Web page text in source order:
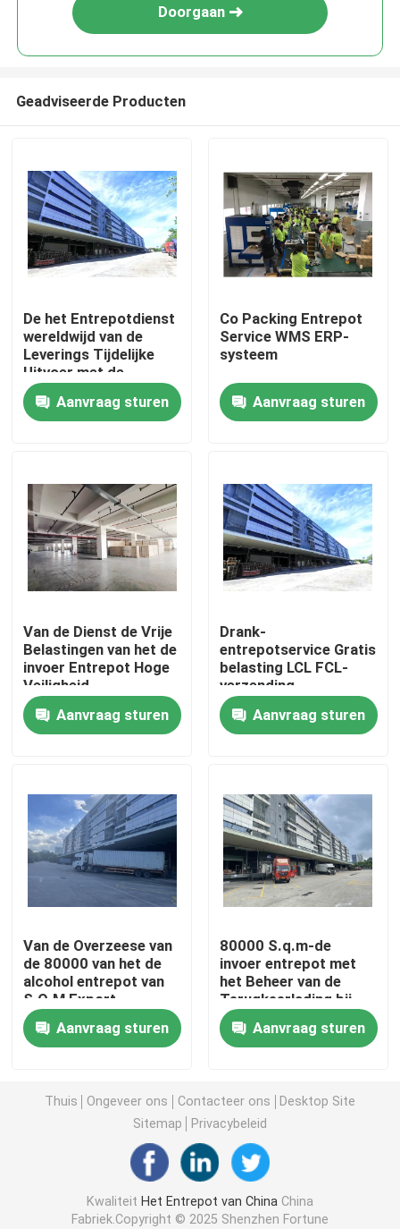
Thuis
Producten
Over ons
Kwaliteitscontrole
Neem contact met ons op
Nieuws
Vraag een offerte
Het Entrepot van Shanghai
Hong Kong Bonded Warehouse
De Entrepotdienst
De Vrijhandelsstreek van China
De Streek van de Guangzhou Vrijhandel
De Streek van de Shenzhen Vrijhandel
De Uitvoeragent van China
Doorgaan
Geadviseerde Producten
De het Entrepotdienst
wereldwijd van de
Leverings Tijdelijke
Uitvoer met de
Sorterende QC
DienstenAanvraag sturen
Co Packing Entrepot
Service WMS ERP-
systeem
Aanvraag sturen
Van de Dienst de Vrije
Belastingen van het de
invoer Entrepot Hoge
Veiligheid
Aanvraag sturen
Drank-
entrepotservice Gratis
belasting LCL FCL-
verzending
Aanvraag sturen
Van de Overzeese van
de 80000 van het de
alcohol entrepot van
S.Q.M Export
Logistieklucht de
Inklaring
Landverzending
Aanvraag sturen
80000 S.q.m-de
invoer entrepot met
het Beheer van de
Terugkeerlading bij
Diverse Plaatsen
Aanvraag sturen
Thuis Ongeveer ons Contacteer ons
Desktop Site
Sitemap
Privacybeleid
Kwaliteit Het Entrepot van China China
Fabriek.Copyright © 2025 Shenzhen Fortune